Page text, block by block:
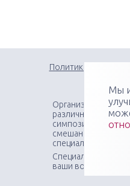
Политика
Организация
различного
симпозиумов,
смешанных
специалистов
Специалисты
ваши вопросы
Мы